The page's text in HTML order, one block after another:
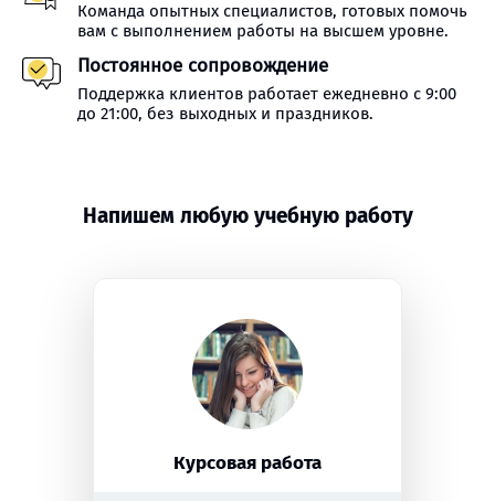
Команда опытных специалистов, готовых помочь
вам с выполнением работы на высшем уровне.
Постоянное сопровождение
Поддержка клиентов работает ежедневно с 9:00
до 21:00, без выходных и праздников.
Напишем любую учебную работу
Курсовая работа